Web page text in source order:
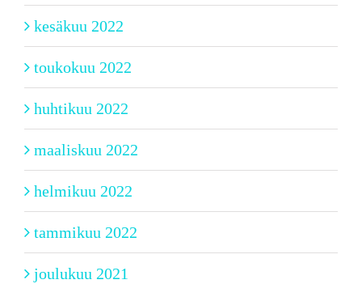
kesäkuu 2022
toukokuu 2022
huhtikuu 2022
maaliskuu 2022
helmikuu 2022
tammikuu 2022
joulukuu 2021